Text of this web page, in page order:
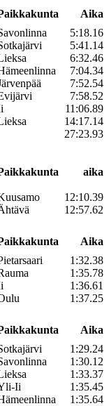
Aika
5:18.16
5:41.14
6:32.46
7:04.34
7:52.54
7:58.52
11:06.89
14:17.14
27:23.93
aika
12:10.39
12:57.62
Aika
1:32.38
1:35.78
1:36.61
1:37.25
Aika
1:29.24
1:30.12
1:33.37
Ii
1:35.45
1:35.64